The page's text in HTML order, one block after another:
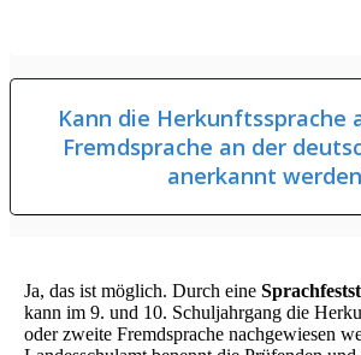
Kann die Herkunftssprache
Fremdsprache an der
anerkannt
Ja, das ist möglich. Durch eine
kann im 9. und 10. Schuljahrgang die
oder zweite Fremdsprache nachgewiesen